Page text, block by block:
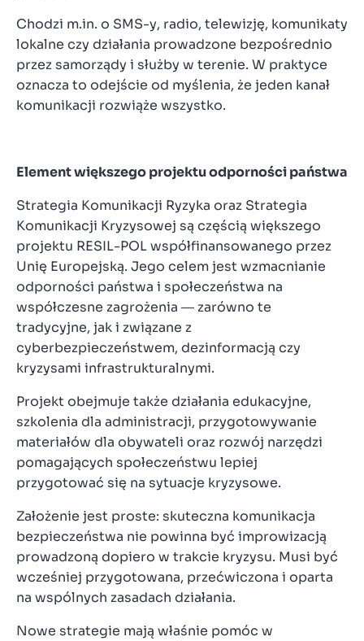
Chodzi m.in. o SMS-y, radio, telewizję, komunikaty
lokalne czy działania prowadzone bezpośrednio
przez samorządy i służby w terenie. W praktyce
oznacza to odejście od myślenia, że jeden kanał
komunikacji rozwiąże wszystko.
Element większego projektu odporności państwa
Strategia Komunikacji Ryzyka oraz Strategia
Komunikacji Kryzysowej są częścią większego
projektu RESIL-POL współfinansowanego przez
Unię Europejską. Jego celem jest wzmacnianie
odporności państwa i społeczeństwa na
współczesne zagrożenia — zarówno te
tradycyjne, jak i związane z
cyberbezpieczeństwem, dezinformacją czy
kryzysami infrastrukturalnymi.
Projekt obejmuje także działania edukacyjne,
szkolenia dla administracji, przygotowywanie
materiałów dla obywateli oraz rozwój narzędzi
pomagających społeczeństwu lepiej
przygotować się na sytuacje kryzysowe.
Założenie jest proste: skuteczna komunikacja
bezpieczeństwa nie powinna być improwizacją
prowadzoną dopiero w trakcie kryzysu. Musi być
wcześniej przygotowana, przećwiczona i oparta
na wspólnych zasadach działania.
Nowe strategie mają właśnie pomóc w